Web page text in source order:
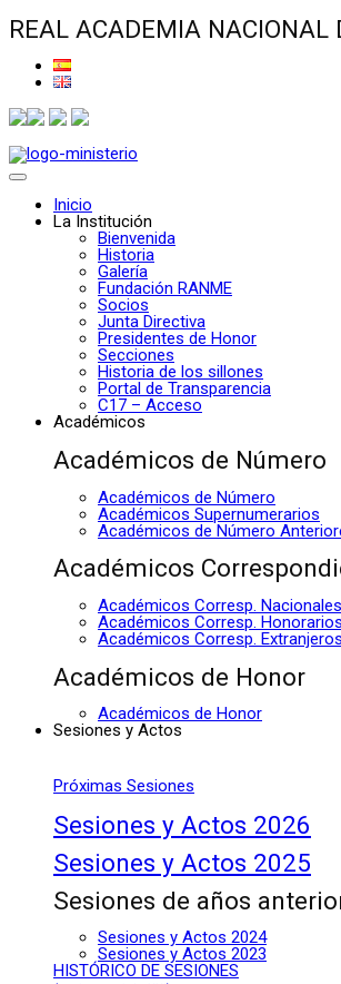
REAL ACADEMIA NACIONAL
Inicio
La Institución
Bienvenida
Historia
Galería
Fundación RANME
Socios
Junta Directiva
Presidentes de Honor
Secciones
Historia de los sillones
Portal de Transparencia
C17 – Acceso
Académicos
Académicos de Número
Académicos de Número
Académicos Supernumerarios
Académicos de Número
Académicos
Académicos Corresp. Nacionales
Académicos Corresp. Honorarios
Académicos Corresp. Extranjeros
Académicos de Honor
Académicos de Honor
Sesiones y Actos
Próximas Sesiones
Sesiones y Actos 2026
Sesiones y Actos 2025
Sesiones de años
Sesiones y Actos 2024
Sesiones y Actos 2023
HISTÓRICO DE SESIONES